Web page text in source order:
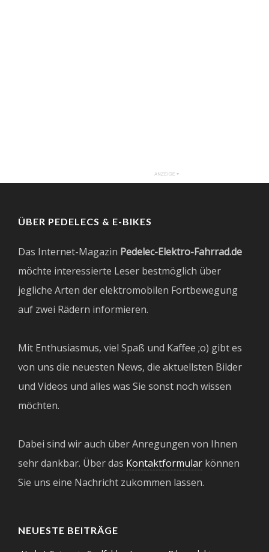
ÜBER PEDELECS & E-BIKES
Das Internet-Magazin Pedelec-Elektro-Fahrrad.de
möchte interessierte Leser bestmöglich über
jegliche Arten der elektromobilen Fortbewegung
auf zwei Rädern informieren.
Mit Enthusiasmus, viel Spaß und Kaffee ;o) gibt es
von uns die neuesten News, die aktuellsten Bilder
und Videos und alles was Sie sonst noch wissen
möchten.
Dabei sind wir auch über Anregungen von Ihnen
sehr dankbar. Über das Kontaktformular können
Sie uns eine Nachricht zukommen lassen.
NEUESTE BEITRÄGE